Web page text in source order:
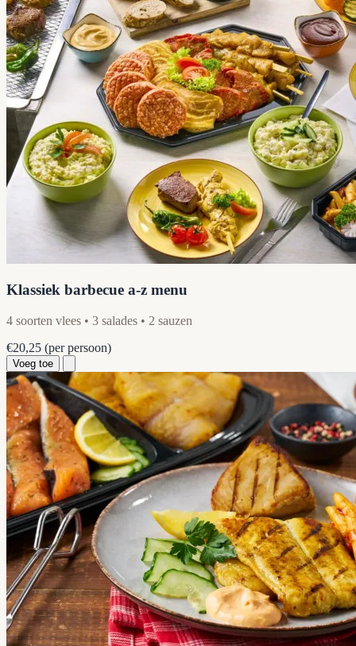
Klassiek barbecue a-z menu
4 soorten vlees • 3 salades • 2 sauzen
€20,25 (per persoon)
Voeg toe